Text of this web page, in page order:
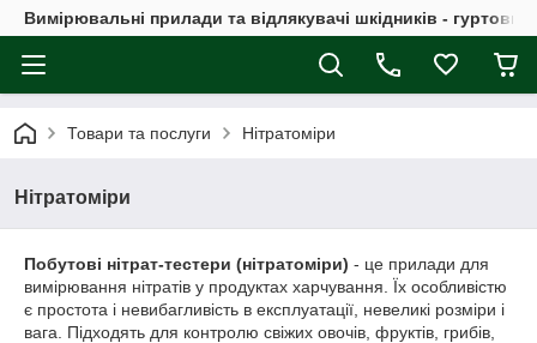
Вимірювальні прилади та відлякувачі шкідників -
Товари та послуги Нітратоміри
Нітратоміри
Побутові нітрат-тестери (нітратоміри) - це прилади для
вимірювання нітратів у продуктах харчування. Їх особливістю
є простота і невибагливість в експлуатації, невеликі розміри і
вага. Підходять для контролю свіжих овочів, фруктів, грибів,